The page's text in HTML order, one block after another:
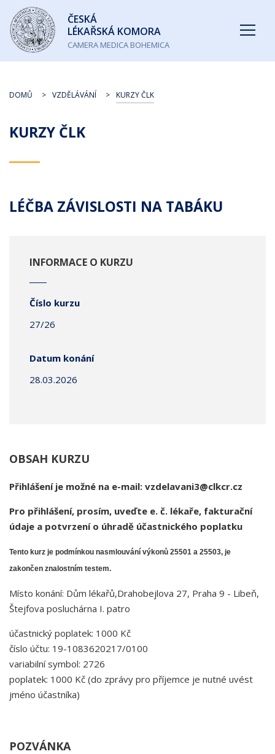
Česká
lékařská
komora
ČESKÁ
LÉKAŘSKÁ KOMORA
CAMERA MEDICA BOHEMICA
KURZY ČLK
DOMŮ VZDĚLÁVÁNÍ KURZY ČLK
LÉČBA ZÁVISLOSTI NA TABÁKU
INFORMACE O KURZU
Číslo kurzu
27/26
Datum konání
28.03.2026
OBSAH KURZU
Přihlášení je možné na e-mail: vzdelavani3@clkcr.cz
Pro přihlášení, prosím, uveďte e. č. lékaře, fakturační
údaje a potvrzení o úhradě účastnického poplatku
Tento kurz je podmínkou nasmlouvání výkonů 25501 a 25503, je
zakončen znalostním testem.
Místo konání: Dům lékařů,Drahobejlova 27, Praha 9 - Libeň,
Štejfova posluchárna I. patro
účastnický poplatek: 1000 Kč
číslo účtu: 19-1083620217/0100
variabilní symbol: 2726
poplatek: 1000 Kč (do zprávy pro příjemce je nutné uvést
jméno účastníka)
POZVÁNKA